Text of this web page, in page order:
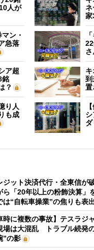
人が
家
ン・
急落
ア超
銘
？
置
り人
も成
ジット決済代行・全東信
ら「20年以上の粉飾決算
は“自転車操業”の焦りも表
時に複数の事故】テスラジ
場は大混乱 トラブル続発
”の影